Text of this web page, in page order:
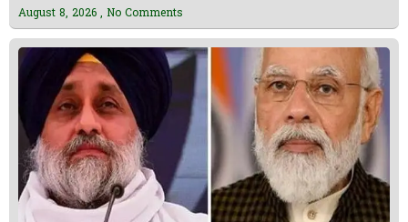
August 8, 2026 No Comments